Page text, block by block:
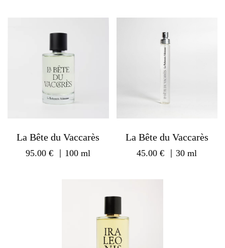
La Bête du Vaccarès
95.00€ ｜100 ml
La Bête du Vaccarès
45.00€ ｜30 ml